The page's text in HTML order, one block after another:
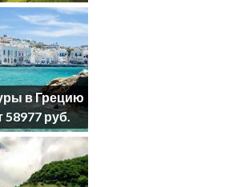
в Грецию
58977 руб.